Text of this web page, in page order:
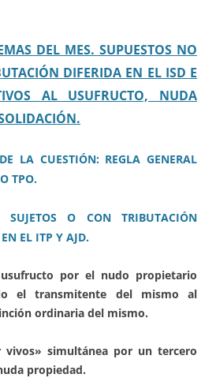
DEL MES. SUPUESTOS NO
DIFERIDA EN EL ISD E
AL USUFRUCTO, NUDA
LA CUESTIÓN: REGLA GENERAL
TPO.
O CON TRIBUTACIÓN
EL ITP Y AJD.
por el nudo propietario
el transmitente del mismo al
ordinaria del mismo.
vivos» simultánea por un tercero
propiedad.